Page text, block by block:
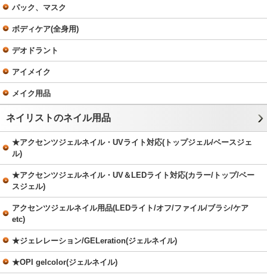
パック、マスク
ボディケア(全身用)
デオドラント
アイメイク
メイク用品
ネイリストのネイル用品
★アクセンツジェルネイル・UVライト対応(トップジェル/ベースジェ
ル)
★アクセンツジェルネイル・UV＆LEDライト対応(カラー/トップ/ベー
スジェル)
アクセンツジェルネイル用品(LEDライト/オフ/ファイル/ブラシ/ケア
etc)
★ジェレレーション/GELeration(ジェルネイル)
★OPI gelcolor(ジェルネイル)